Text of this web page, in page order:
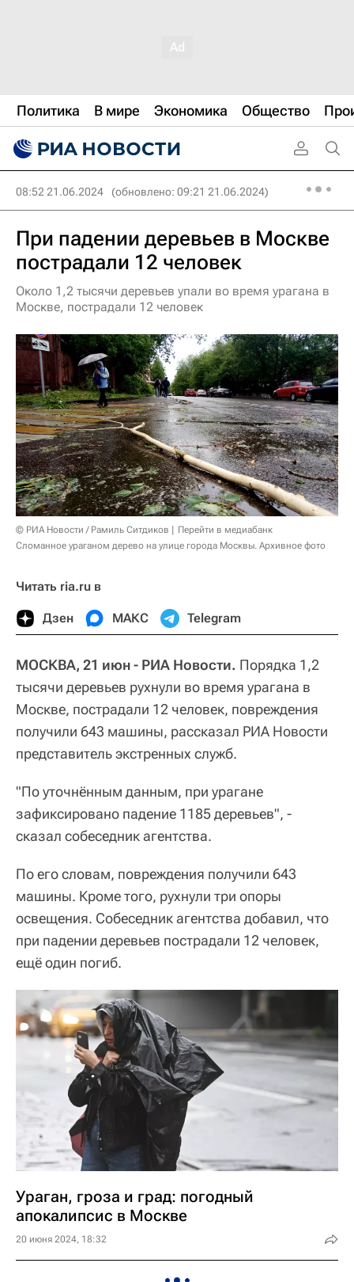
Политика В мире Экономика Общество
08:52 21.06.2024 (обновлено: 09:21 21.06.2024)
При падении деревьев в Москве
пострадали 12 человек
Около 1,2 тысячи деревьев упали во время урагана в
Москве, пострадали 12 человек
© РИА Новости / Рамиль Ситдиков
Перейти в медиабанк
Сломанное ураганом дерево на улице города Москвы. Архивное фото
Читать ria.ru в
Дзен МАКС Telegram
МОСКВА, 21 июн - РИА Новости. Порядка 1,2
тысячи деревьев рухнули во время урагана в
Москве, пострадали 12 человек, повреждения
получили 643 машины, рассказал РИА Новости
представитель экстренных служб.
"По уточнённым данным, при урагане
зафиксировано падение 1185 деревьев", -
сказал собеседник агентства.
По его словам, повреждения получили 643
машины. Кроме того, рухнули три опоры
освещения. Собеседник агентства добавил, что
при падении деревьев пострадали 12 человек,
ещё один погиб.
Ураган, гроза и град: погодный
апокалипсис в Москве
20 июня 2024, 18:32